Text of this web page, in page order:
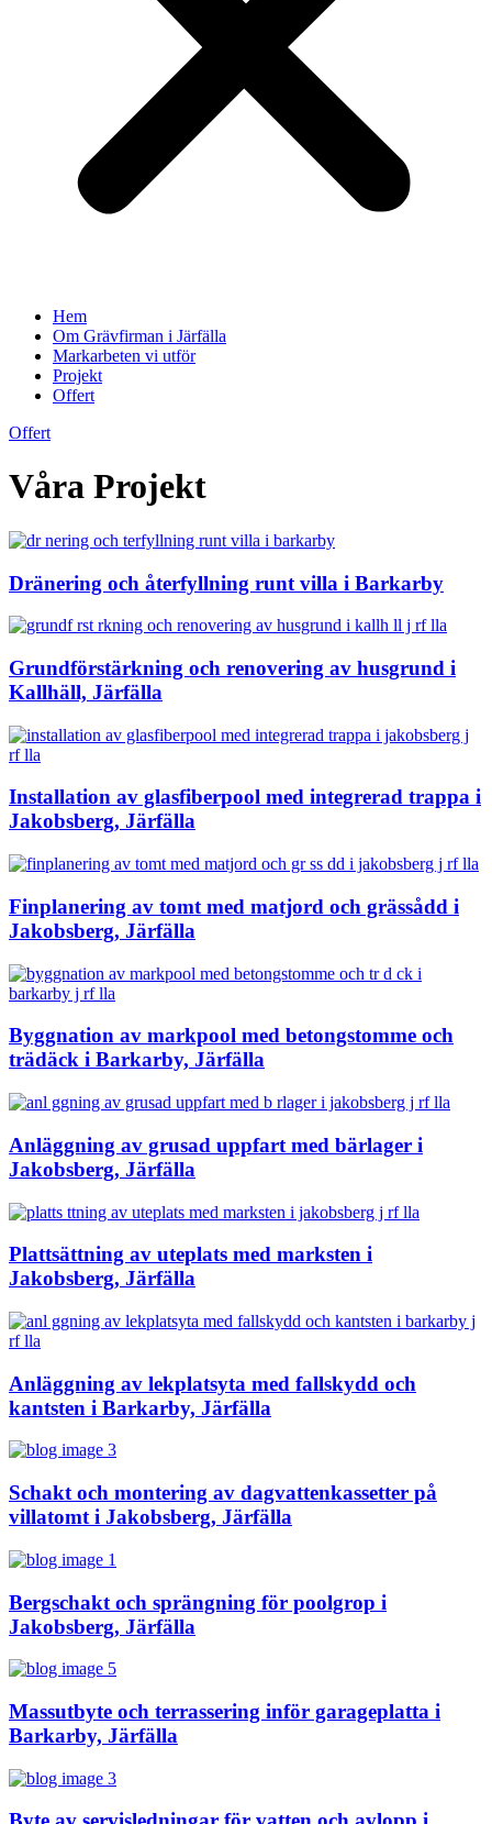
Hem
Om Grävfirman i Järfälla
Markarbeten vi utför
Projekt
Offert
Offert
Våra Projekt
Dränering och återfyllning runt villa i Barkarby
Grundförstärkning och renovering av husgrund i
Kallhäll, Järfälla
Installation av glasfiberpool med integrerad trappa i
Jakobsberg, Järfälla
Finplanering av tomt med matjord och grässådd i
Jakobsberg, Järfälla
Byggnation av markpool med betongstomme och
trädäck i Barkarby, Järfälla
Anläggning av grusad uppfart med bärlager i
Jakobsberg, Järfälla
Plattsättning av uteplats med marksten i
Jakobsberg, Järfälla
Anläggning av lekplatsyta med fallskydd och
kantsten i Barkarby, Järfälla
Schakt och montering av dagvattenkassetter på
villatomt i Jakobsberg, Järfälla
Bergschakt och sprängning för poolgrop i
Jakobsberg, Järfälla
Massutbyte och terrassering inför garageplatta i
Barkarby, Järfälla